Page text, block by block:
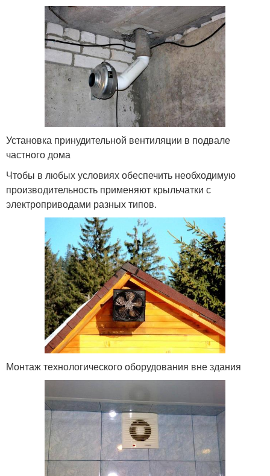
Установка принудительной вентиляции в подвале
частного дома
Чтобы в любых условиях обеспечить необходимую
производительность применяют крыльчатки с
электроприводами разных типов.
Монтаж технологического оборудования вне здания